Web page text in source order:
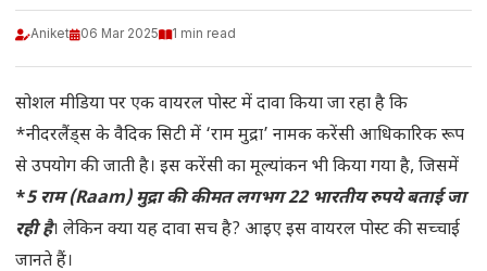
Aniket 06 Mar 2025 1 min read
सोशल मीडिया पर एक वायरल पोस्ट में दावा किया जा रहा है कि
*नीदरलैंड्स के वैदिक सिटी में ‘राम मुद्रा’ नामक करेंसी आधिकारिक रूप
से उपयोग की जाती है। इस करेंसी का मूल्यांकन भी किया गया है, जिसमें
*5 राम (Raam) मुद्रा की कीमत लगभग 22 भारतीय रुपये बताई जा
रही है। लेकिन क्या यह दावा सच है? आइए इस वायरल पोस्ट की सच्चाई
जानते हैं।